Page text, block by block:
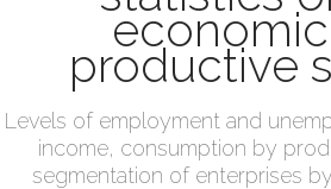
productive
Levels of employment and
income, consumption by
segmentation of enterprises